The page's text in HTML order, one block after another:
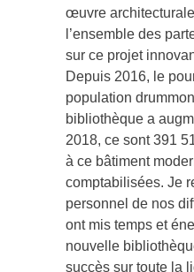
œuvre
l’ensemble des
sur ce projet
Depuis 2016, le
population
bibliothèque a
2018, ce sont 391
à ce bâtiment
comptabilisées. Je
personnel de nos
ont mis temps et
nouvelle
succès sur toute la